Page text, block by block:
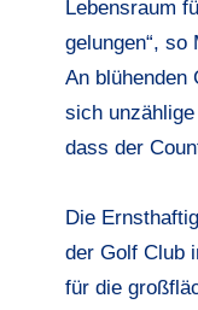
Lebensraum
gelungen“, so
An blühenden
sich
dass der
Die
der Golf Club
für die